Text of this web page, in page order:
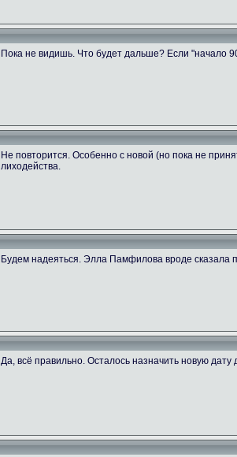
Пока не видишь. Что будет дальше? Если "начало
Не повторится. Особенно с новой (но пока не
лиходейства.
Будем надеяться. Элла Памфилова вроде сказала
Да, всё правильно. Осталось назначить новую дату